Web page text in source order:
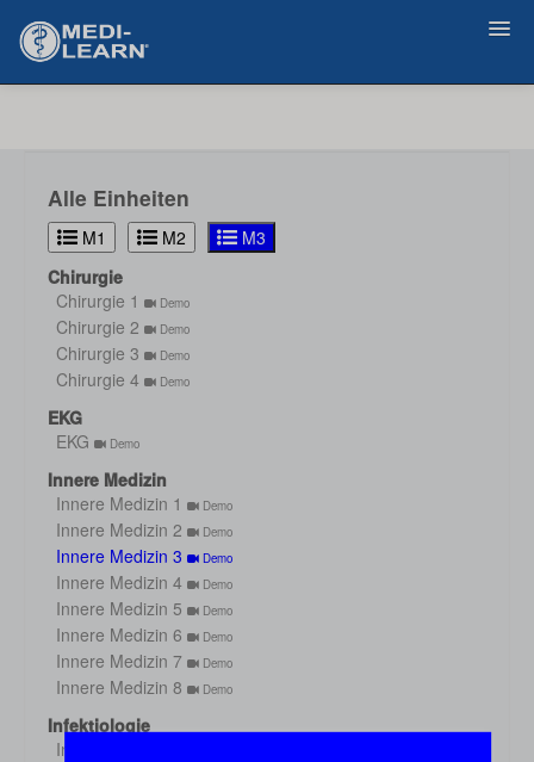
Alle Einheiten
M1 M2
M3
Chirurgie
Chirurgie 1
Demo
Chirurgie 2 Demo
Chirurgie 3 Demo
Chirurgie 4 Demo
EKG
EKG
Demo
Innere Medizin
Innere Medizin 1
Demo
Innere Medizin 2 Demo
Innere Medizin 3 Demo
Innere Medizin 4 Demo
Innere Medizin 5 Demo
Innere Medizin 6 Demo
Innere Medizin 7 Demo
Innere Medizin 8 Demo
Infektiologie
Infektiologie 1